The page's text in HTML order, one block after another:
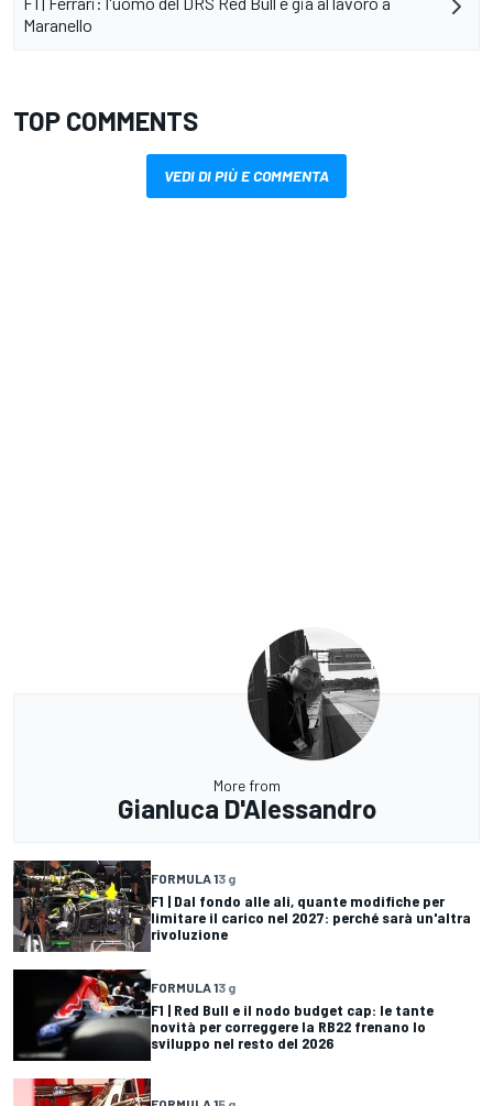
Maranello
TOP COMMENTS
VEDI DI PIÙ E COMMENTA
More from
Gianluca D'Alessandro
FORMULA 13 g
F1 | Dal fondo alle ali, quante modifiche per
limitare il carico nel 2027: perché sarà un'altra
rivoluzione
FORMULA 13 g
F1 | Red Bull e il nodo budget cap: le tante
novità per correggere la RB22 frenano lo
sviluppo nel resto del 2026